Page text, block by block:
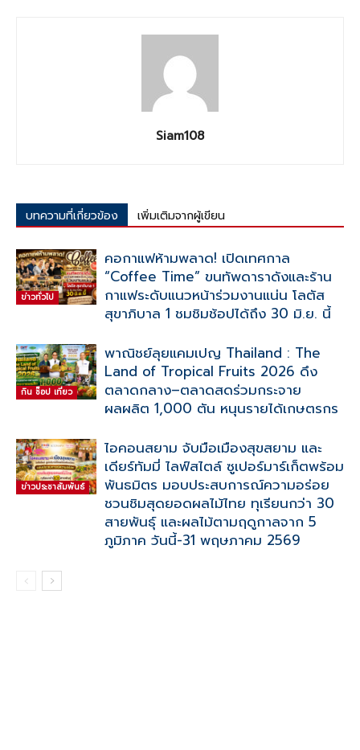
Siam108
บทความที่เกี่ยวข้อง เพิ่มเติมจากผู้เขียน
ข่าวทั่วไป
คอกาแฟห้ามพลาด! เปิดเทศกาล
“Coffee Time” ขนทัพดาราดังและร้าน
กาแฟระดับแนวหน้าร่วมงานแน่น โลตัส
สุขาภิบาล 1 ชมชิมช้อปได้ถึง 30 มิ.ย. นี้
กิน ช๊อป เที่ยว
พาณิชย์ลุยแคมเปญ Thailand : The
Land of Tropical Fruits 2026 ดึง
ตลาดกลาง–ตลาดสดร่วมกระจาย
ผลผลิต 1,000 ตัน หนุนรายได้เกษตรกร
ข่าวประชาสัมพันธ์
ไอคอนสยาม จับมือเมืองสุขสยาม และ
เดียร์ทัมมี่ ไลฟ์สไตล์ ซูเปอร์มาร์เก็ตพร้อม
พันธมิตร มอบประสบการณ์ความอร่อย
ชวนชิมสุดยอดผลไม้ไทย ทุเรียนกว่า 30
สายพันธุ์ และผลไม้ตามฤดูกาลจาก 5
ภูมิภาค วันนี้-31 พฤษภาคม 2569